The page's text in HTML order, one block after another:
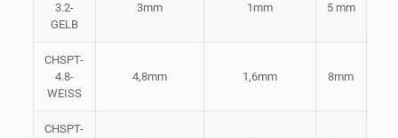
3.2-
GELB
3mm 1mm 5 mm
CHSPT-
4.8-
WEISS
4,8mm 1,6mm 8mm
CHSPT-